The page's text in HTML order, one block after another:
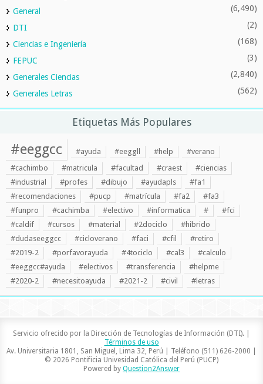
General
(6,490)
DTI (2)
Ciencias e Ingeniería (168)
FEPUC (3)
Generales Ciencias (2,840)
Generales Letras (562)
Etiquetas Más Populares
#eeggcc #ayuda #eeggll #help
#verano
#cachimbo
#matricula #facultad #craest
#ciencias
#industrial
#profes #dibujo #ayudapls
#fa1
#recomendaciones
#pucp #matrícula #fa2
#fa3
#funpro
#cachimba #electivo #informatica #
#fci
#caldif
#cursos #material #2dociclo
#hibrido
#dudaseeggcc
#cicloverano #faci #cfil
#retiro
#2019-2
#porfavorayuda #4tociclo #cal3
#calculo
#eeggcc#ayuda
#electivos #transferencia
#helpme
#2020-2
#necesitoayuda #2021-2 #civil #letras
Servicio ofrecido por la Dirección de Tecnologías de Información (DTI). |
Términos de uso
Av. Universitaria 1801, San Miguel, Lima 32, Perú | Teléfono (511) 626-2000 |
© 2026 Pontificia Univesidad Católica del Perú (PUCP)
Powered by Question2Answer